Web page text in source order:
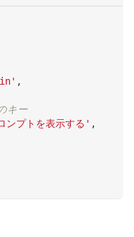
,
キー
ンプトを表示する' ,